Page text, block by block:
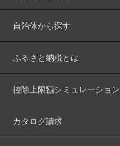
自治体から探す
ふるさと納税とは
控除上限額シミュレーション
カタログ請求